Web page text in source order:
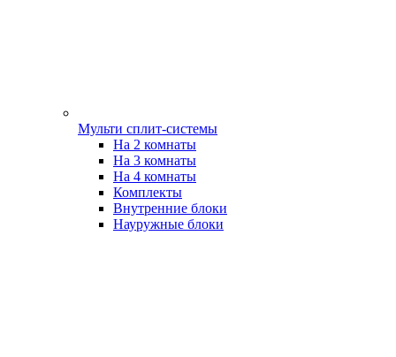
Мульти сплит-системы
На 2 комнаты
На 3 комнаты
На 4 комнаты
Комплекты
Внутренние блоки
Науружные блоки